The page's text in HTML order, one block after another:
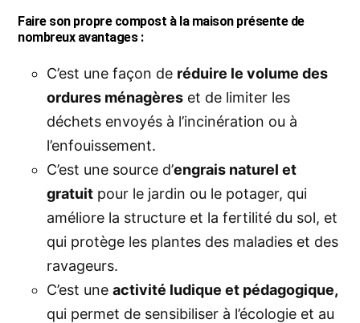
Faire son propre compost à la maison présente de
nombreux avantages :
C’est une façon de réduire le volume des
ordures ménagères et de limiter les
déchets envoyés à l’incinération ou à
l’enfouissement.
C’est une source d’engrais naturel et
gratuit pour le jardin ou le potager, qui
améliore la structure et la fertilité du sol, et
qui protège les plantes des maladies et des
ravageurs.
C’est une activité ludique et pédagogique,
qui permet de sensibiliser à l’écologie et au